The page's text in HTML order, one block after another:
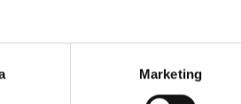
Marketing